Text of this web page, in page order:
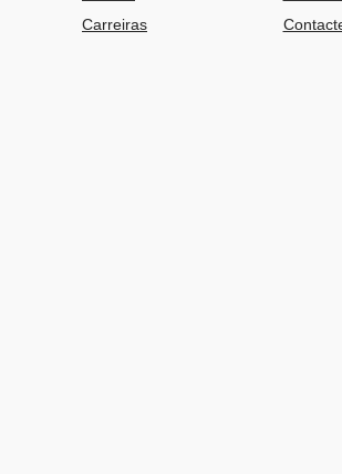
Carreiras